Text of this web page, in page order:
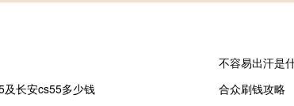
不容易出汗是
及长安cs55多少钱
合众刷钱攻略